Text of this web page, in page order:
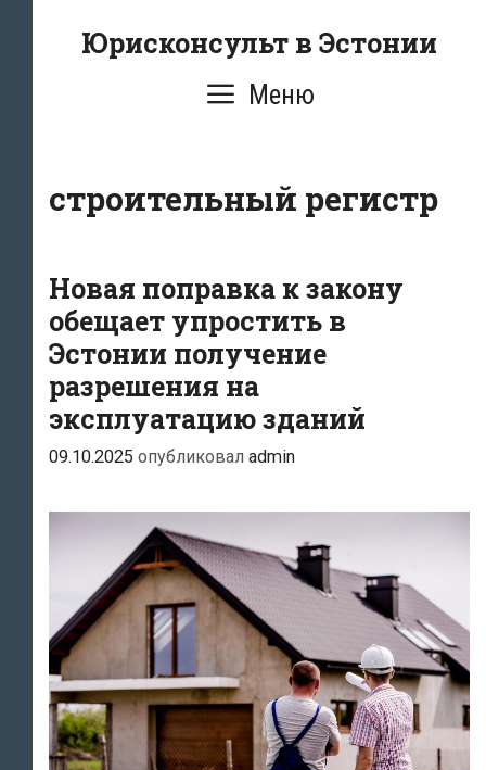
Юрисконсульт в Эстонии
Меню
строительный регистр
Новая поправка к закону
обещает упростить в
Эстонии получение
разрешения на
эксплуатацию зданий
09.10.2025 опубликовал admin